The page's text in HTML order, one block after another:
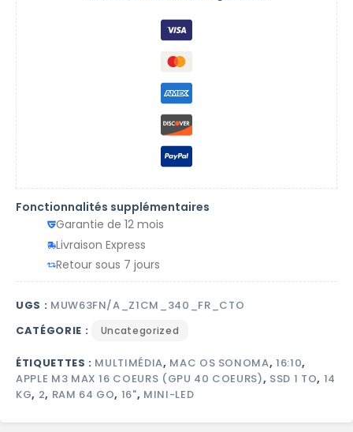
Fonctionnalités supplémentaires
Garantie de 12 mois
Livraison Express
Retour sous 7 jours
UGS : MUW63FN/A_Z1CM_340_FR_CTO
CATÉGORIE :
Uncategorized
ÉTIQUETTES : MULTIMÉDIA, MAC OS SONOMA,16:10,
APPLE M3 MAX 16 COEURS (GPU 40 COEURS), SSD 1 TO, 14
KG, 2, RAM 64 GO, 16", MINI-LED